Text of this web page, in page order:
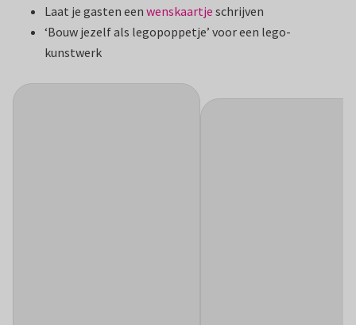
Laat je gasten een wenskaartje schrijven
‘Bouw jezelf als legopoppetje’ voor een lego-
kunstwerk